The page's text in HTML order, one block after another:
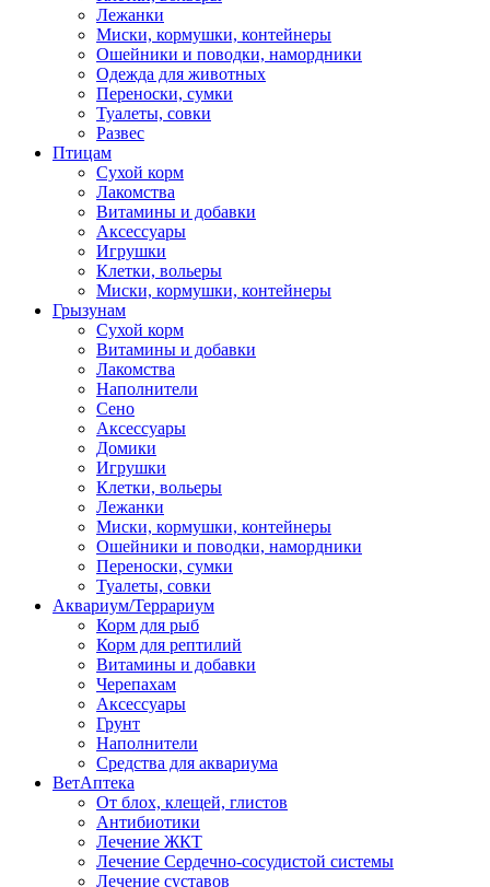
Лежанки
Миски, кормушки, контейнеры
Ошейники и поводки, намордники
Одежда для животных
Переноски, сумки
Туалеты, совки
Развес
Птицам
Сухой корм
Лакомства
Витамины и добавки
Аксессуары
Игрушки
Клетки, вольеры
Миски, кормушки, контейнеры
Грызунам
Сухой корм
Витамины и добавки
Лакомства
Наполнители
Сено
Аксессуары
Домики
Игрушки
Клетки, вольеры
Лежанки
Миски, кормушки, контейнеры
Ошейники и поводки, намордники
Переноски, сумки
Туалеты, совки
Аквариум/Террариум
Корм для рыб
Корм для рептилий
Витамины и добавки
Черепахам
Аксессуары
Грунт
Наполнители
Средства для аквариума
ВетАптека
От блох, клещей, глистов
Антибиотики
Лечение ЖКТ
Лечение Сердечно-сосудистой системы
Лечение суставов